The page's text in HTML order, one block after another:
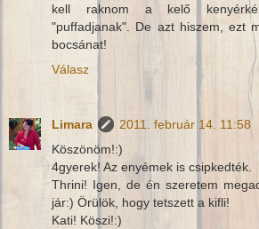
kell raknom a kelő
"puffadjanak". De azt hiszem, ezt
bocsánat!
Válasz
Limara
2011. február 14. 11:58
Köszönöm!:)
4gyerek! Az enyémek is csipkedték.
Thrini! Igen, de én szeretem
jár:) Örülök, hogy tetszett a kifli!
Kati! Köszi!:)